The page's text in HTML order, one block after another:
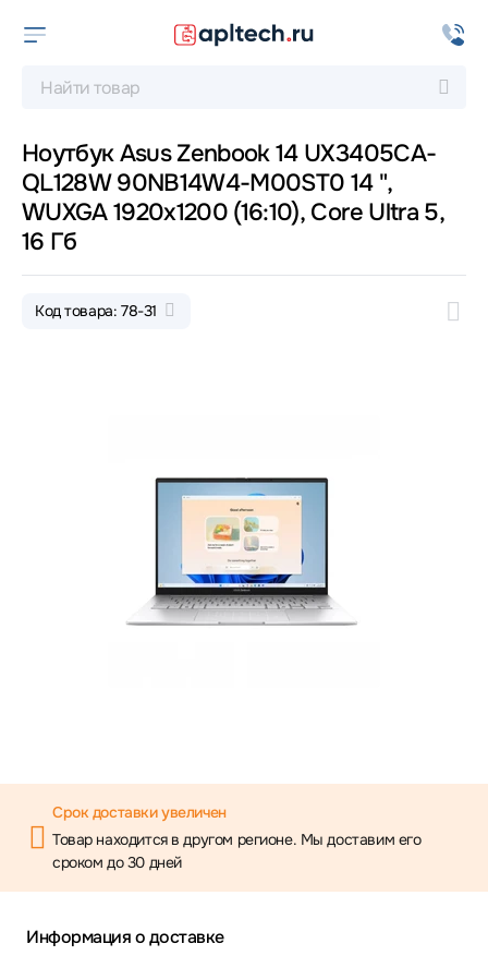
Ноутбук Asus Zenbook 14 UX3405CA-
QL128W 90NB14W4-M00ST0 14 ",
WUXGA 1920x1200 (16:10), Core Ultra 5,
16 Гб
Код товара: 78-31
Срок доставки увеличен
Товар находится в другом регионе. Мы доставим его
сроком до 30 дней
Информация о доставке